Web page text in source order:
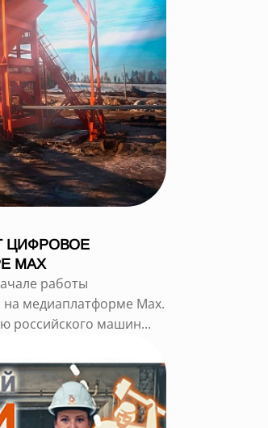
ЦИФРОВОЕ
MAX
работы
медиаплатформе Max.
российского машин...